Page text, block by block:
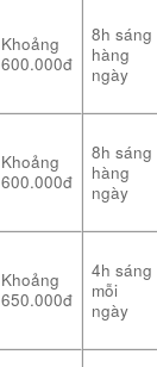
Khoảng
600.000đ
8h sáng
hàng
ngày
Khoảng
600.000đ
8h sáng
hàng
ngày
Khoảng
650.000đ
4h sáng
mỗi
ngày